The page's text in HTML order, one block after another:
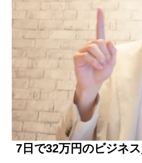
7日で32万円のビジネ